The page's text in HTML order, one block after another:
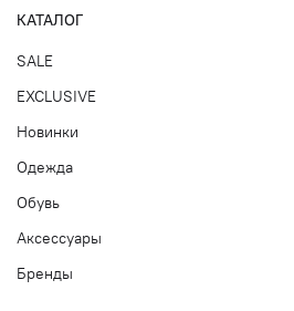
КАТАЛОГ
SALE
EXCLUSIVE
Новинки
Одежда
Обувь
Аксессуары
Бренды